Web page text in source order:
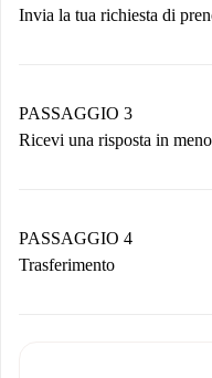
Invia la tua richiesta di
non accetta.
PASSAGGIO 3
Ricevi una risposta in
contatto con il
Se rifiutata: non ti
PASSAGGIO 4
Trasferimento